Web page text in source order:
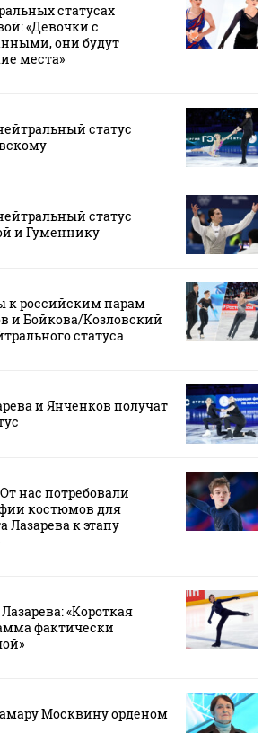
статусах
«Девочки с
они будут
места»
статус
статус
и Гуменнику
к российским парам
Бойкова/Козловский
статуса
и Янченков получат
нас потребовали
костюмов для
Лазарева к этапу
«Короткая
фактически
Москвину орденом